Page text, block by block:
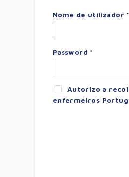
Nome de utilizador *
Password *
Autorizo a
enfermeiros